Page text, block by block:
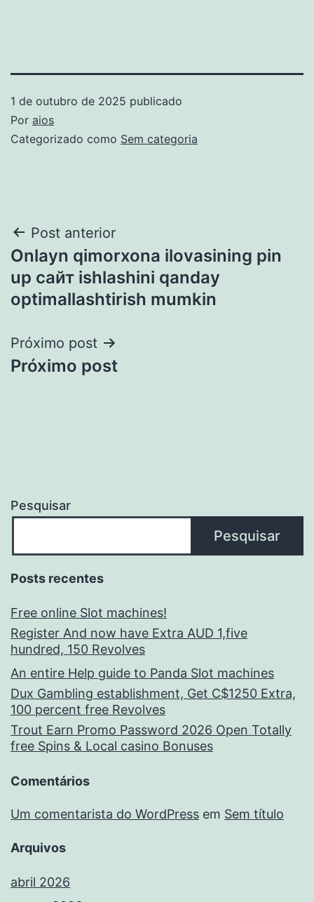
1 de outubro de 2025 publicado
Por aios
Categorizado como Sem categoria
Navegação
de
Post
Post anterior
Onlayn qimorxona ilovasining pin
up сайт ishlashini qanday
optimallashtirish mumkin
Próximo post
Próximo post
Pesquisar
Pesquisar
Posts recentes
Free online Slot machines!
Register And now have Extra AUD 1,five
hundred, 150 Revolves
An entire Help guide to Panda Slot machines
Dux Gambling establishment, Get C$1250 Extra,
100 percent free Revolves
Trout Earn Promo Password 2026 Open Totally
free Spins & Local casino Bonuses
Comentários
Um comentarista do WordPress em Sem título
Arquivos
abril 2026